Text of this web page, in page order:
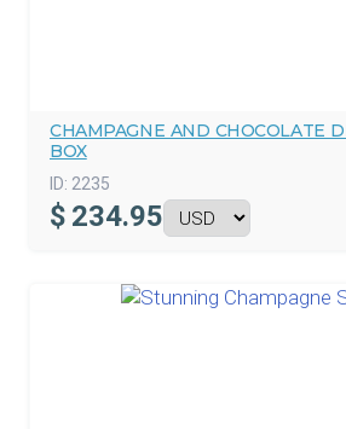
CHAMPAGNE AND CHOCOLATE
BOX
ID: 2235
$ 234.95